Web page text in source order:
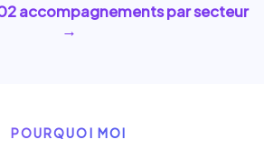
accompagnements par secteur
→
POURQUOI MOI